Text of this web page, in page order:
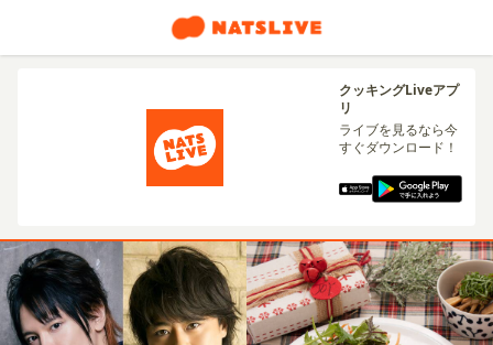
クッキングLiveアプ
リ
ライブを見るなら今
すぐダウンロード！